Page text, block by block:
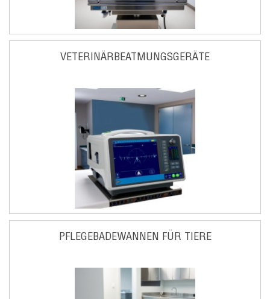
VETERINÄRBEATMUNGSGERÄTE
PFLEGEBADEWANNEN FÜR TIERE